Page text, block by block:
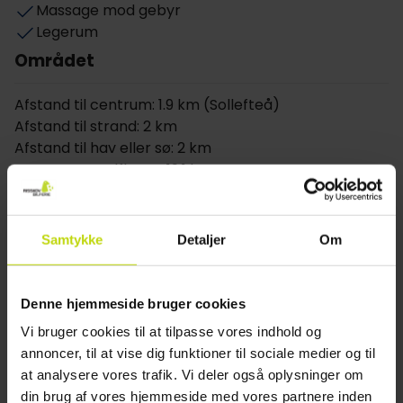
Samtykke Detaljer Om
Denne hjemmeside bruger cookies
Vi bruger cookies til at tilpasse vores indhold og
annoncer, til at vise dig funktioner til sociale medier og til
at analysere vores trafik. Vi deler også oplysninger om
din brug af vores hjemmeside med vores partnere inden
måltid i den friske og moderne restaurant, som også
har sin egen vinkælder.
Hotel Hallstaberget har i alt 171 værelser, hvor I kan
vælge enkeltværelser, dobbeltværelser, deluxe-
værelser eller familieværelser. Det er muligt at
reservere familieværelser med op til to ekstra
senge.
Massage mod gebyr
Legerum
Området
Afstand til centrum: 1.9 km (Sollefteå)
Afstand til strand: 2 km
Afstand til hav eller sø: 2 km
Nærmeste golfbane: 19.1 km
Nærmeste togstation: 1.6 km
Nærmeste busstoppested: 1.6 km
Nærmeste lufthavn: 43.2 km
Andet
Gratis parkering
Opladning af elbil: 100 SEK/day SEK
Gratis internet
Wifi
Elevator